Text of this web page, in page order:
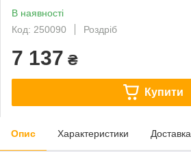
В наявності
Код: 250090
Роздріб
7 137 ₴
Купити
Опис Характеристики Доставка